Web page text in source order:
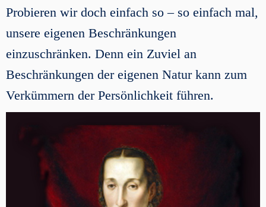
Probieren wir doch einfach so – so einfach mal,
unsere eigenen Beschränkungen
einzuschränken. Denn ein Zuviel an
Beschränkungen der eigenen Natur kann zum
Verkümmern der Persönlichkeit führen.